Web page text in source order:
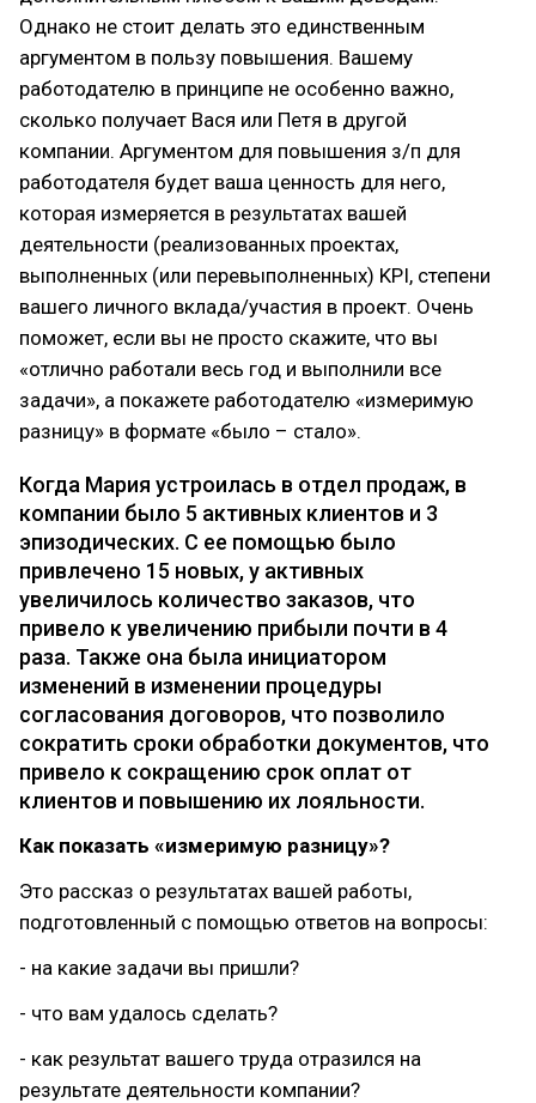
Однако не стоит делать это единственным
аргументом в пользу повышения. Вашему
работодателю в принципе не особенно важно,
сколько получает Вася или Петя в другой
компании. Аргументом для повышения з/п для
работодателя будет ваша ценность для него,
которая измеряется в результатах вашей
деятельности (реализованных проектах,
выполненных (или перевыполненных) KPI, степени
вашего личного вклада/участия в проект. Очень
поможет, если вы не просто скажите, что вы
«отлично работали весь год и выполнили все
задачи», а покажете работодателю «измеримую
разницу» в формате «было – стало».
Когда Мария устроилась в отдел продаж, в
компании было 5 активных клиентов и 3
эпизодических. С ее помощью было
привлечено 15 новых, у активных
увеличилось количество заказов, что
привело к увеличению прибыли почти в 4
раза. Также она была инициатором
изменений в изменении процедуры
согласования договоров, что позволило
сократить сроки обработки документов, что
привело к сокращению срок оплат от
клиентов и повышению их лояльности.
Как показать «измеримую разницу»?
Это рассказ о результатах вашей работы,
подготовленный с помощью ответов на вопросы:
- на какие задачи вы пришли?
- что вам удалось сделать?
- как результат вашего труда отразился на
результате деятельности компании?